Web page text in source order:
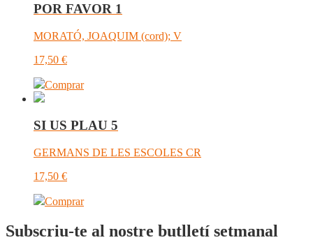
POR FAVOR 1
MORATÓ, JOAQUIM (cord); V
17,50 €
Comprar
SI US PLAU 5
GERMANS DE LES ESCOLES CR
17,50 €
Comprar
Subscriu-te al nostre butlletí setmanal